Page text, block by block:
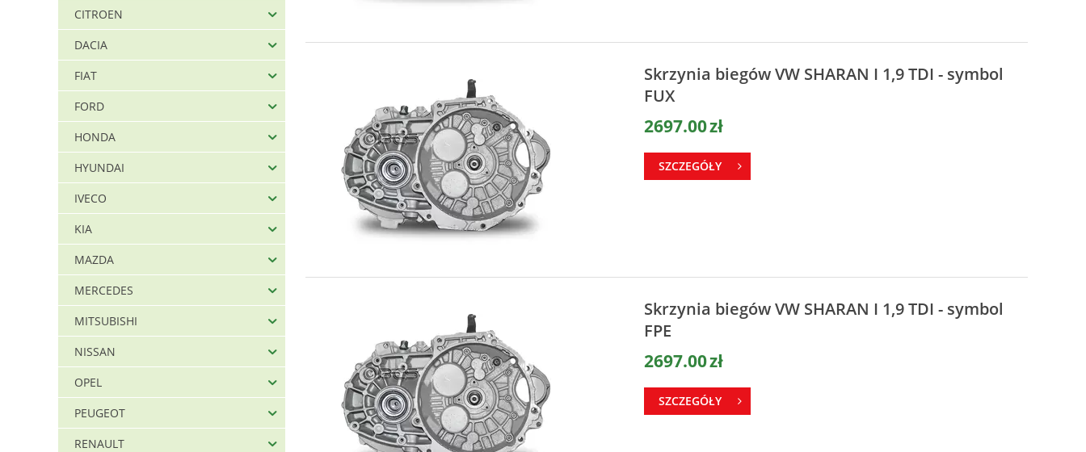
CITROEN
DACIA
FIAT
FORD
HONDA
HYUNDAI
IVECO
KIA
MAZDA
MERCEDES
MITSUBISHI
NISSAN
OPEL
PEUGEOT
RENAULT
Skrzynia biegów VW SHARAN I 1,9 TDI - symbol
FUX
2697.00zł
SZCZEGÓŁY
Skrzynia biegów VW SHARAN I 1,9 TDI - symbol
FPE
2697.00zł
SZCZEGÓŁY